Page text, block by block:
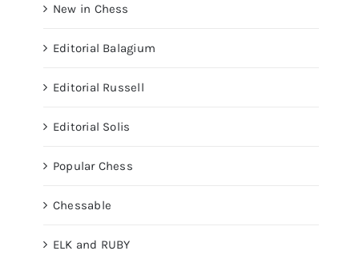
New in Chess
Editorial Balagium
Editorial Russell
Editorial Solis
Popular Chess
Chessable
ELK and RUBY